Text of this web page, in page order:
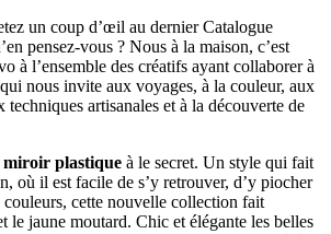
un coup d’œil au dernier Catalogue
pensez-vous ? Nous à la maison, c’est
à l’ensemble des créatifs ayant collaborer à
nous invite aux voyages, à la couleur, aux
techniques artisanales et à la découverte de
miroir plastique à le secret. Un style qui fait
où il est facile de s’y retrouver, d’y piocher
couleurs, cette nouvelle collection fait
le jaune moutard. Chic et élégante les belles